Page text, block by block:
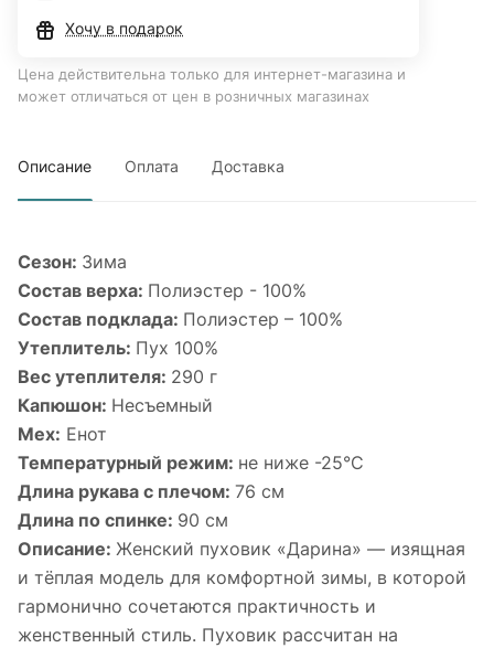
Хочу в подарок
Цена действительна только для интернет-магазина и
может отличаться от цен в розничных магазинах
Описание Оплата Доставка
Сезон: Зима
Состав верха: Полиэстер - 100%
Состав подклада: Полиэстер – 100%
Утеплитель: Пух 100%
Вес утеплителя: 290 г
Капюшон: Несъемный
Мех: Енот
Температурный режим: не ниже -25°С
Длина рукава с плечом: 76 см
Длина по спинке: 90 см
Описание: Женский пуховик «Дарина» — изящная
и тёплая модель для комфортной зимы, в которой
гармонично сочетаются практичность и
женственный стиль. Пуховик рассчитан на